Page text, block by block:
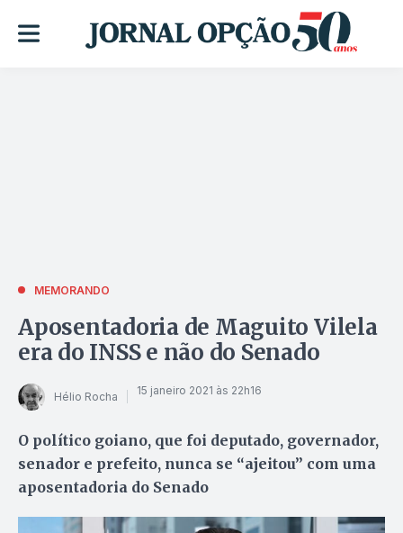
MEMORANDO
Aposentadoria de Maguito Vilela
era do INSS e não do Senado
Hélio Rocha 15 janeiro 2021 às 22h16
O político goiano, que foi deputado, governador,
senador e prefeito, nunca se “ajeitou” com uma
aposentadoria do Senado